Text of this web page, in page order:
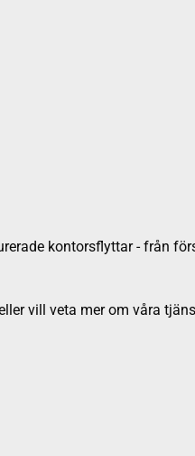
kontorsflyttar - från
vill veta mer om våra